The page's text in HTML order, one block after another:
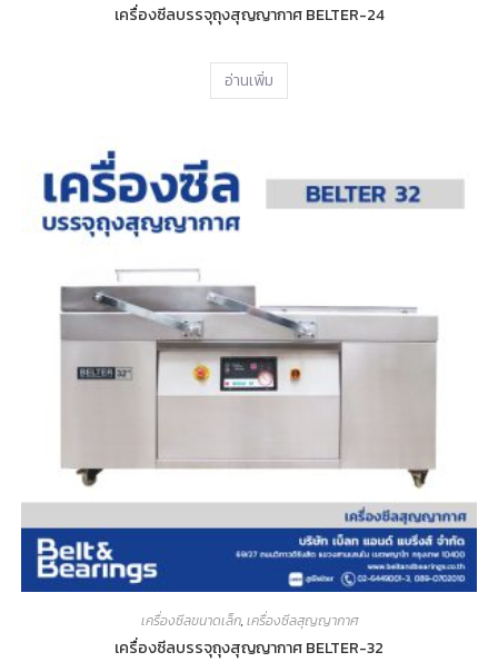
เครื่องซีลบรรจุถุงสุญญากาศ BELTER-24
อ่านเพิ่ม
เครื่องซีลขนาดเล็ก,เครื่องซีลสุญญากาศ
เครื่องซีลบรรจุถุงสุญญากาศ BELTER-32